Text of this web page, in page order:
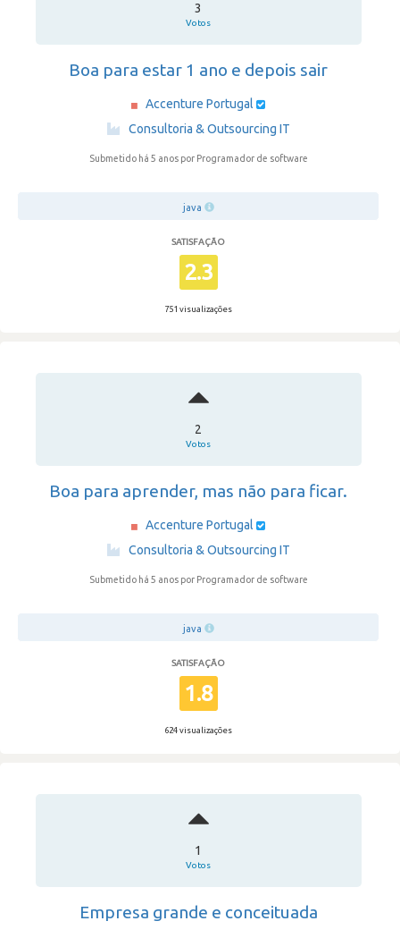
3
Votos
Boa para estar 1 ano e depois sair
Accenture Portugal
·
Consultoria & Outsourcing IT
Submetido há 5 anos por Programador de software
java
SATISFAÇÃO
2.3
751 visualizações
2
Votos
Boa para aprender, mas não para ficar.
Accenture Portugal
·
Consultoria & Outsourcing IT
Submetido há 5 anos por Programador de software
java
SATISFAÇÃO
1.8
624 visualizações
1
Votos
Empresa grande e conceituada